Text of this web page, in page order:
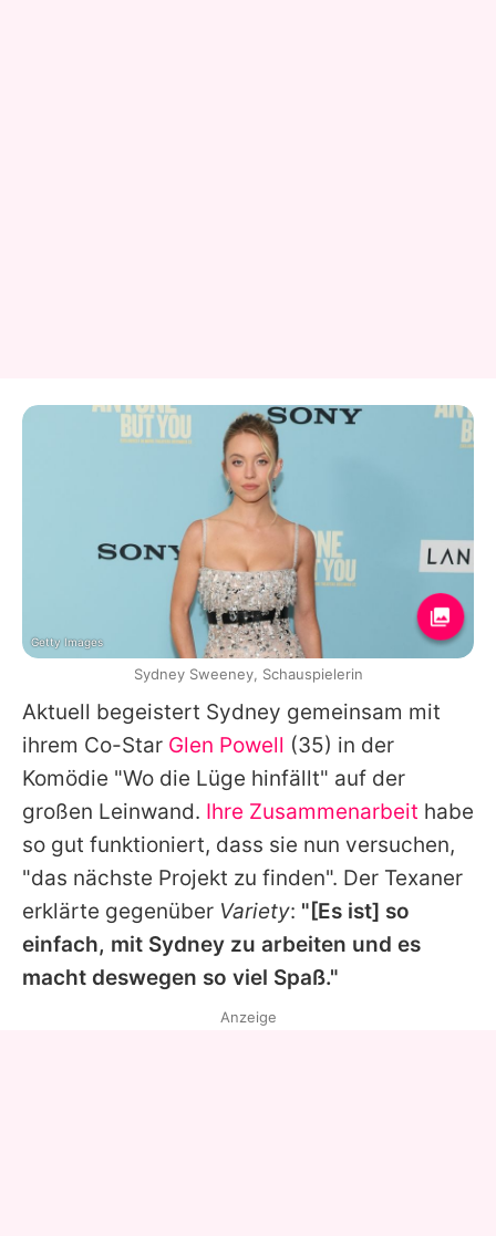
Aktuell begeistert Sydney gemeinsam mit
ihrem Co-Star Glen Powell (35) in der
Komödie "Wo die Lüge hinfällt" auf der
großen Leinwand. Ihre Zusammenarbeit habe
so gut funktioniert, dass sie nun versuchen,
"das nächste Projekt zu finden". Der Texaner
erklärte gegenüber Variety: "[Es ist] so
einfach, mit Sydney zu arbeiten und es
macht deswegen so viel Spaß."
Getty Images
Sydney Sweeney, Schauspielerin
Anzeige